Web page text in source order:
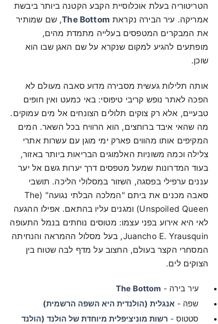
הטריטוריה בעלת אוכלוסיית הקבע הקטנה ביותר ביבשת
אמריקה. עיר הבירה נקראת The Bottom, שם שמותיר
את המבקרים המטפסים בעלייה מתמדת מהים,
מופתעים להגיע למקום שנקרא על שם האגן שבו הוא
שוכן.
אותה תלילות געשית מסבירה מדוע סאבה מעולם לא
הפכה לאתר נופש קריבי טיפוסי: באי כמעט ואין חופים
טבעיים, אלא רק צוקים תלולים הצונחים אל מים עמוקים.
מה שהאי איבד ברוחצים, הוא הרוויח בכל השאר. המים
המקיפים אותו מהווים פארק ימי מוגן עם עשרות אתרי
צלילה וכמה משוניות האלמוגים הבריאות ביותר באזור,
בעוד המדרונות שמעל מטפסים דרך יערות גשם אל יער
עננים ערפילי בפסגה, השזור במסלולי הליכה. תושבי
סאבה מכנים את ביתם "המלכה הבלתי נגועה" (The
Unspoiled Queen) ומגנים עליו בהתאם. אפילו ההגעה
לאי היא אירוע בפני עצמו: מטוסים נוחתים בנמל התעופה
Juancho E. Yrausquin, בעל מסלול ההמראה והנחיתה
המסחרי הקצר בעולם, החצוב על מדף לבה שטוח בין
הצוקים לים.
עיר בירה - The Bottom
שפה - אנגלית (הולנדית היא השפה הרשמית)
סטטוס - רשות מוניציפלית מיוחדת של הולנד (הולנד